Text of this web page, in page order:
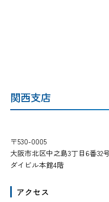
関西支店
〒530-0005
大阪市北区中之島3丁目6番32
ダイビル本館4階
アクセス